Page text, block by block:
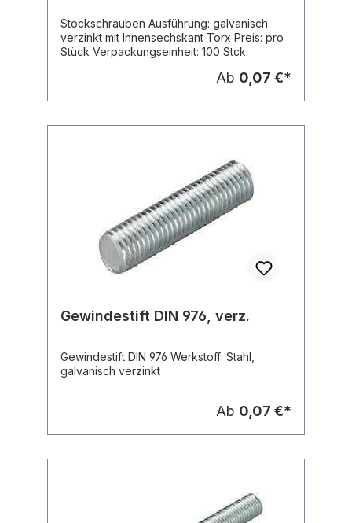
Stockschrauben Ausführung: galvanisch
verzinkt mit Innensechskant Torx Preis: pro
Stück Verpackungseinheit: 100 Stck.
Ab 0,07 €*
Gewindestift DIN 976, verz.
Gewindestift DIN 976 Werkstoff: Stahl,
galvanisch verzinkt
Ab 0,07 €*